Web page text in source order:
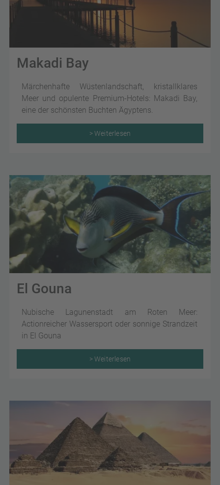
Makadi Bay
Märchenhafte Wüstenlandschaft, kristallklares
Meer und opulente Premium-Hotels: Makadi Bay,
eine der schönsten Buchten Ägyptens.
> Weiterlesen
El Gouna
Nubische Lagunenstadt am Roten Meer:
Actionreicher Wassersport oder sonnige Strandzeit
in El Gouna
> Weiterlesen